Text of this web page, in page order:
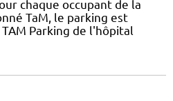
chaque occupant de la
TaM, le parking est
Parking de l'hôpital